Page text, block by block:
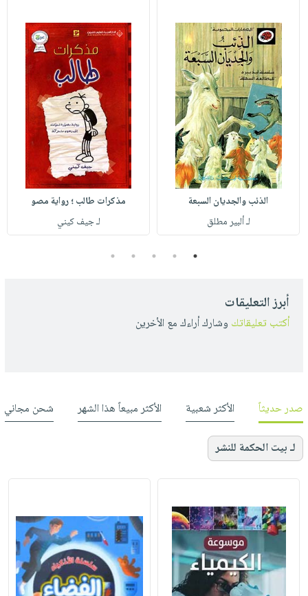
الذئب والجديان السبعة
لـ ألبير مطلق
مذكرات طالب ؛ رواية مصو
لـ جيف كيني
1
2
3
4
5
أبرز التعليقات
أكتب تعليقاتك وشارك أراءك مع الأخرين
صدر حديثاً الأكثر شعبية الأكثر مبيعاً هذا الشهر شحن مجاني
لـ بيت الحكمة للنشر